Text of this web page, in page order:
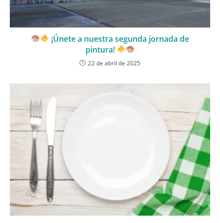
¡Únete a nuestra segunda jornada de
pintura!
22 de abril de 2025